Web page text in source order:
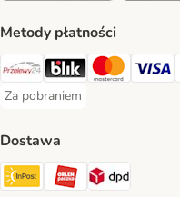
Metody płatności
Przelewy24 Payment Method
Blik Payment Method
MasterCard
Visa
Za pobraniem
Za pobraniem Payment Method
Dostawa
Paczkomat® Shipping
ORLEN Paczka
DPD